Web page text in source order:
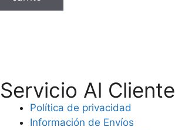
Servicio Al Cliente
Política de privacidad
Información de Envíos